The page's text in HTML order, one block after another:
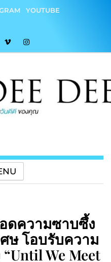
YOUTUBE
ดความซาบซึ้ง
ษ โอบรับความ
We Meet